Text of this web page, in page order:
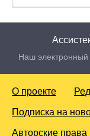
Наш электронный
О проекте
Подписка на
Авторские права